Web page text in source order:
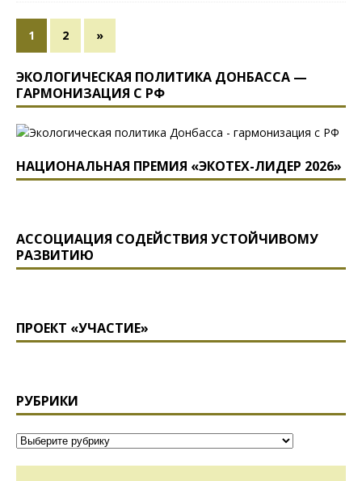
1 2 »
ЭКОЛОГИЧЕСКАЯ ПОЛИТИКА ДОНБАССА —
ГАРМОНИЗАЦИЯ С РФ
НАЦИОНАЛЬНАЯ ПРЕМИЯ «ЭКОТЕХ-ЛИДЕР 2026»
АССОЦИАЦИЯ СОДЕЙСТВИЯ УСТОЙЧИВОМУ
РАЗВИТИЮ
ПРОЕКТ «УЧАСТИЕ»
РУБРИКИ